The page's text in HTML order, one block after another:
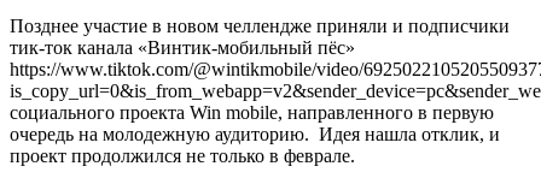
Позднее участие в новом челлендже приняли и подписчики
тик-ток канала «Винтик-мобильный пёс»
https://www.tiktok.com/@wintikmobile/video/
социального проекта Win mobile, направленного в первую
очередь на молодежную аудиторию. Идея нашла отклик, и
проект продолжился не только в феврале.